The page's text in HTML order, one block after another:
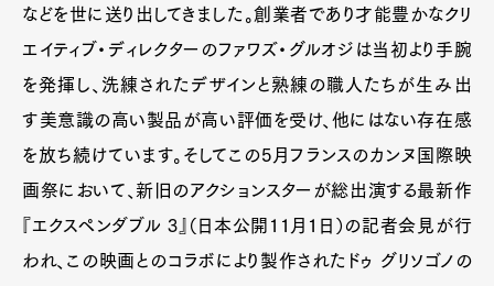
などを世に送り出してきました。創業者であり才能豊かなクリ
エイティブ・ディレクターのファワズ・グルオジは当初より手腕
を発揮し、洗練されたデザインと熟練の職人たちが生み出
す美意識の高い製品が高い評価を受け、他にはない存在感
を放ち続けています。そしてこの5月フランスのカンヌ国際映
画祭において、新旧のアクションスターが総出演する最新作
『エクスペンダブル 3』（日本公開11月1日）の記者会見が行
われ、この映画とのコラボにより製作されたドゥ グリソゴノの